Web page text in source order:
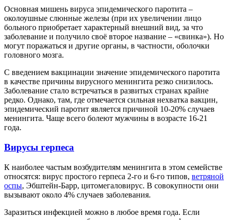
Основная мишень вируса эпидемического паротита –
околоушные слюнные железы (при их увеличении лицо
больного приобретает характерный внешний вид, за что
заболевание и получило своё второе название – «свинка»). Но
могут поражаться и другие органы, в частности, оболочки
головного мозга.
С введением вакцинации значение эпидемического паротита
в качестве причины вирусного менингита резко снизилось.
Заболевание стало встречаться в развитых странах крайне
редко. Однако, там, где отмечается сильная нехватка вакцин,
эпидемический паротит является причиной 10-20% случаев
менингита. Чаще всего болеют мужчины в возрасте 16-21
года.
Вирусы герпеса
К наиболее частым возбудителям менингита в этом семействе
относятся: вирус простого герпеса 2-го и 6-го типов, ветряной
оспы, Эбштейн-Барр, цитомегаловирус. В совокупности они
вызывают около 4% случаев заболевания.
Заразиться инфекцией можно в любое время года. Если